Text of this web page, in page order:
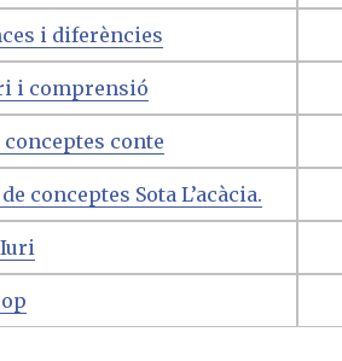
i diferències
i comprensió
conte
conceptes Sota L’acàcia.